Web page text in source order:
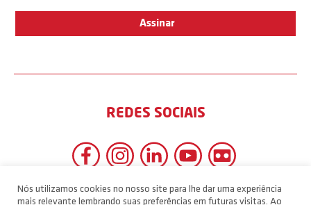
REDES SOCIAIS
Nós utilizamos cookies no nosso site para lhe dar uma experiência
mais relevante lembrando suas preferências em futuras visitas. Ao